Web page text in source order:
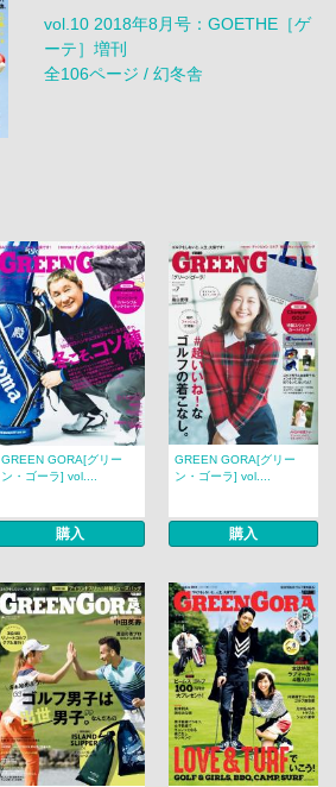
vol.10 2018年8月号：GOETHE［ゲ
ーテ］増刊
全106ページ / 幻冬舎
GREEN GORA[グリー
ン・ゴーラ] vol....
購入
GREEN GORA[グリー
ン・ゴーラ] vol....
購入